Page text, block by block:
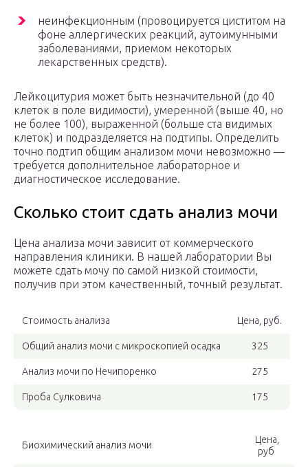
неинфекционным (провоцируется циститом на
фоне аллергических реакций, аутоимунными
заболеваниями, приемом некоторых
лекарственных средств).
Лейкоцитурия может быть незначительной (до 40
клеток в поле видимости), умеренной (выше 40, но
не более 100), выраженной (больше ста видимых
клеток) и подразделяется на подтипы. Определить
точно подтип общим анализом мочи невозможно —
требуется дополнительное лабораторное и
диагностическое исследование.
Сколько стоит сдать анализ мочи
Цена анализа мочи зависит от коммерческого
направления клиники. В нашей лаборатории Вы
можете сдать мочу по самой низкой стоимости,
получив при этом качественный, точный результат.
Стоимость анализа Цена, руб.
Общий анализ мочи с микроскопией осадка 325
Анализ мочи по Нечипоренко 275
Проба Сулковича 175
Биохимический анализ мочи
Цена,
руб